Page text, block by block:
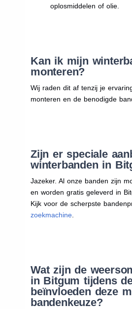
oplosmiddelen of olie.
Kan ik mijn
monteren?
Wij raden dit af tenzij je
monteren en de benodigde
Zijn er speciale
winterbanden in
Jazeker. Al onze banden zijn
en worden gratis geleverd in
Kijk voor de scherpste
zoekmachine.
Wat zijn de
in Bitgum tijdens
beïnvloeden deze
bandenkeuze?